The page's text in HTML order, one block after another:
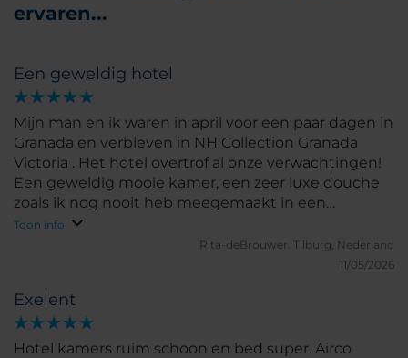
ervaren...
Een geweldig hotel
Mijn man en ik waren in april voor een paar dagen in
Granada en verbleven in NH Collection Granada
Victoria . Het hotel overtrof al onze verwachtingen!
Een geweldig mooie kamer, een zeer luxe douche
zoals ik nog nooit heb meegemaakt in een
hotel,heerlijke bedden, een prima ontbijt, en
personeel wat je echt welkom doet voelen. De
locatie is top! je zit midden in het centrum van
en wij gaan hier zeker vaker naar toe!
Toon info
Rita-deBrouwer.
Tilburg, Nederland
11/05/2026
Exelent
Hotel kamers ruim schoon en bed super. Airco